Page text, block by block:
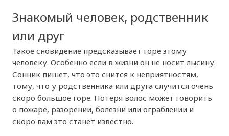
Знакомый человек, родственник
или друг
Такое сновидение предсказывает горе этому
человеку. Особенно если в жизни он не носит лысину.
Сонник пишет, что это снится к неприятностям,
тому, что у родственника или друга случится очень
скоро большое горе. Потеря волос может говорить
о пожаре, разорении, болезни или ограблении и
скоро вам это станет известно.